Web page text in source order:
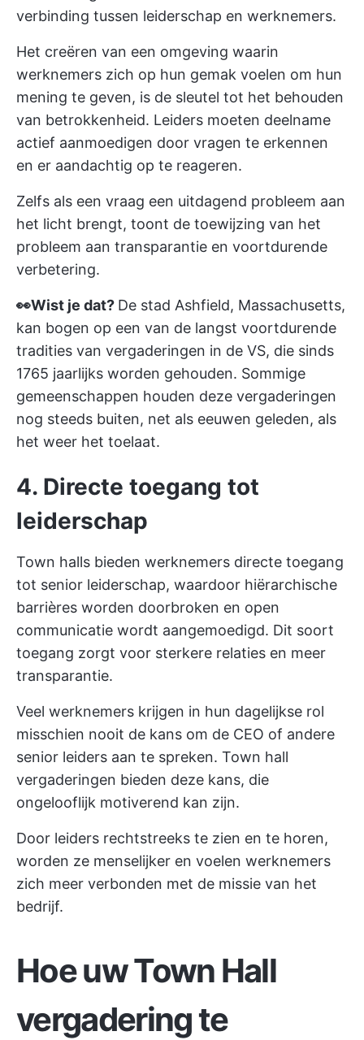
verbinding tussen leiderschap en werknemers.
Het creëren van een omgeving waarin
werknemers zich op hun gemak voelen om hun
mening te geven, is de sleutel tot het behouden
van betrokkenheid. Leiders moeten deelname
actief aanmoedigen door vragen te erkennen
en er aandachtig op te reageren.
Zelfs als een vraag een uitdagend probleem aan
het licht brengt, toont de toewijzing van het
probleem aan transparantie en voortdurende
verbetering.
👀Wist je dat? De stad Ashfield, Massachusetts,
kan bogen op een van de langst voortdurende
tradities van vergaderingen in de VS, die sinds
1765 jaarlijks worden gehouden. Sommige
gemeenschappen houden deze vergaderingen
nog steeds buiten, net als eeuwen geleden, als
het weer het toelaat.
4. Directe toegang tot
leiderschap
Town halls bieden werknemers directe toegang
tot senior leiderschap, waardoor hiërarchische
barrières worden doorbroken en open
communicatie wordt aangemoedigd. Dit soort
toegang zorgt voor sterkere relaties en meer
transparantie.
Veel werknemers krijgen in hun dagelijkse rol
misschien nooit de kans om de CEO of andere
senior leiders aan te spreken. Town hall
vergaderingen bieden deze kans, die
ongelooflijk motiverend kan zijn.
Door leiders rechtstreeks te zien en te horen,
worden ze menselijker en voelen werknemers
zich meer verbonden met de missie van het
bedrijf.
Hoe uw Town Hall
vergadering te